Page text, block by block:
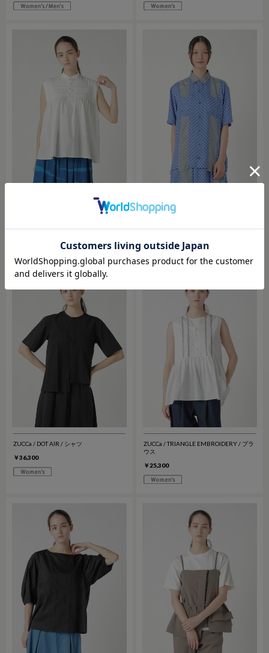
ZUCCa / HIGH DENSITY WASHER / ブラ
￥41,800
ZUCCa / DOT DOCKING / シャツ
ZUCCa / DOT AIR / シャツ
￥36,300
ZUCCa / TRIANGLE EMBROIDERY / ブラ
ウス
￥25,300